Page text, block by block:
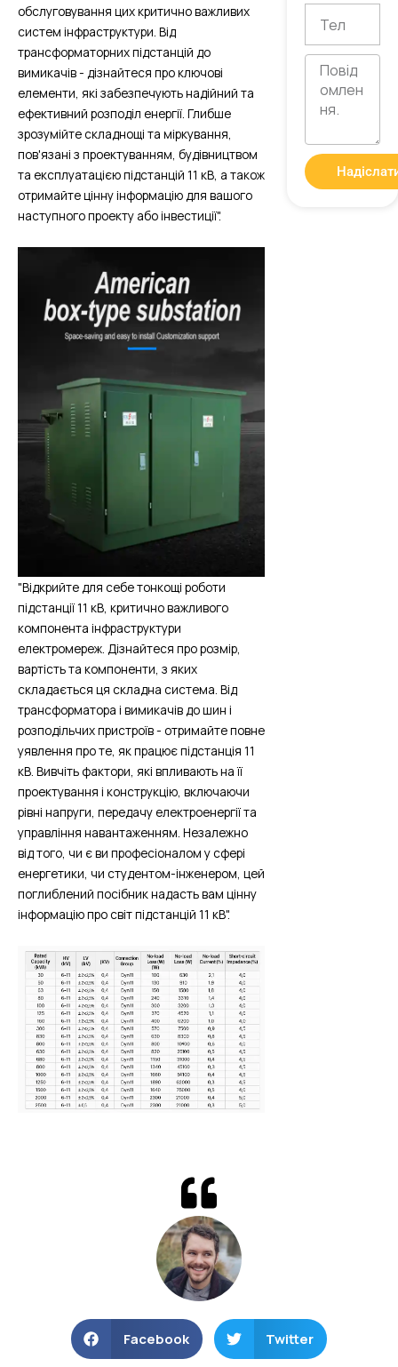
обслуговування цих критично важливих
систем інфраструктури. Від
трансформаторних підстанцій до
вимикачів - дізнайтеся про ключові
елементи, які забезпечують надійний та
ефективний розподіл енергії. Глибше
зрозумійте складнощі та міркування,
пов'язані з проектуванням, будівництвом
та експлуатацією підстанцій 11 кВ, а також
отримайте цінну інформацію для вашого
наступного проекту або інвестиції".
"Відкрийте для себе тонкощі роботи
підстанції 11 кВ, критично важливого
компонента інфраструктури
електромереж. Дізнайтеся про розмір,
вартість та компоненти, з яких
складається ця складна система. Від
трансформатора і вимикачів до шин і
розподільчих пристроїв - отримайте повне
уявлення про те, як працює підстанція 11
кВ. Вивчіть фактори, які впливають на її
проектування і конструкцію, включаючи
рівні напруги, передачу електроенергії та
управління навантаженням. Незалежно
від того, чи є ви професіоналом у сфері
енергетики, чи студентом-інженером, цей
поглиблений посібник надасть вам цінну
інформацію про світ підстанцій 11 кВ".
Повідомлення
Facebook Twitter